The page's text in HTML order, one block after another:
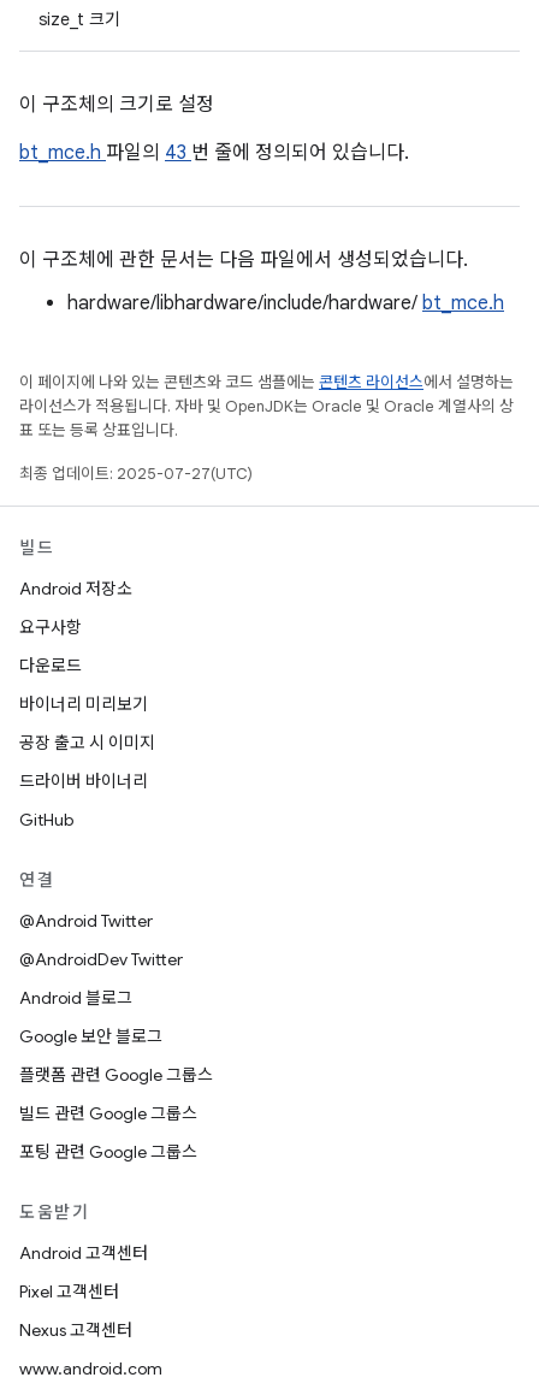
size_t 크기
이 구조체의 크기로 설정
bt_mce.h 파일의 43 번 줄에 정의되어 있습니다.
이 구조체에 관한 문서는 다음 파일에서 생성되었습니다.
hardware/libhardware/include/hardware/ bt_mce.h
이 페이지에 나와 있는 콘텐츠와 코드 샘플에는 콘텐츠 라이선스에서 설명하는
라이선스가 적용됩니다. 자바 및 OpenJDK는 Oracle 및 Oracle 계열사의 상
표 또는 등록 상표입니다.
최종 업데이트: 2025-07-27(UTC)
빌드
Android 저장소
요구사항
다운로드
바이너리 미리보기
공장 출고 시 이미지
드라이버 바이너리
GitHub
연결
@Android Twitter
@AndroidDev Twitter
Android 블로그
Google 보안 블로그
플랫폼 관련 Google 그룹스
빌드 관련 Google 그룹스
포팅 관련 Google 그룹스
도움받기
Android 고객센터
Pixel 고객센터
Nexus 고객센터
www.android.com